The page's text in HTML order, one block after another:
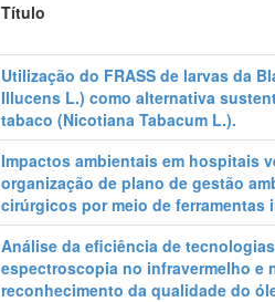
Título
Utilização do FRASS de larvas da
Illucens L.) como alternativa
tabaco (Nicotiana Tabacum L.).
Impactos ambientais em hospitais
organização de plano de gestão
cirúrgicos por meio de ferramentas
Análise da eficiência de
espectroscopia no infravermelho e
reconhecimento da qualidade do